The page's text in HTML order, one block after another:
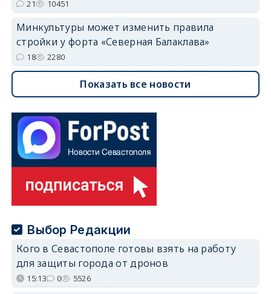
21 10451
Минкультуры может изменить правила
стройки у форта «Северная Балаклава»
18 2280
Показать все новости
Выбор Редакции
Кого в Севастополе готовы взять на работу
для защиты города от дронов
15:13 0 5526